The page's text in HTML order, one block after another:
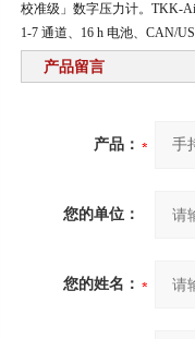
校准级」数字压力计。 TKK-
1-7 通道、16 h 电池、CAN/
产品留言
产品：
您的单位：
您的姓名：